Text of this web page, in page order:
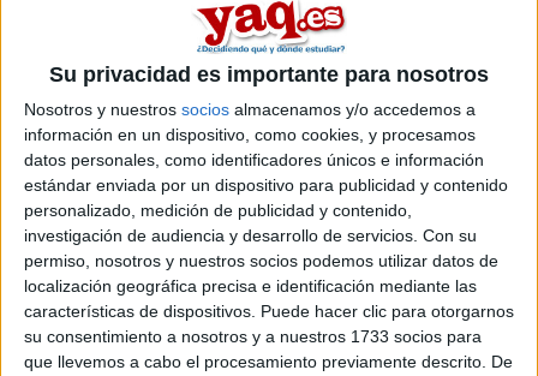
Su privacidad es importante para nosotros
Nosotros y nuestros socios almacenamos y/o accedemos a
información en un dispositivo, como cookies, y procesamos
datos personales, como identificadores únicos e información
estándar enviada por un dispositivo para publicidad y contenido
personalizado, medición de publicidad y contenido,
investigación de audiencia y desarrollo de servicios. Con su
permiso, nosotros y nuestros socios podemos utilizar datos de
localización geográfica precisa e identificación mediante las
características de dispositivos. Puede hacer clic para otorgarnos
su consentimiento a nosotros y a nuestros 1733 socios para
que llevemos a cabo el procesamiento previamente descrito. De
Sobre ti
Soy:*
Chico
Chica
¿En qué año terminas (o terminaste) bachillerato o FP?